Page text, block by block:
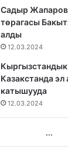
Садыр Жапаров
төрагасы
алды
12.03.2024
Казакстанда
катышууда
12.03.2024
...